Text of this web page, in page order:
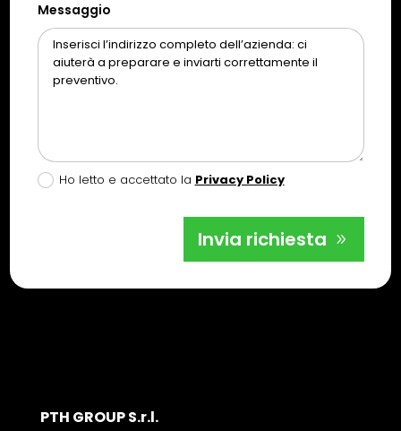
Messaggio
Ho letto e accettato la Privacy Policy
Invia richiesta
PTH GROUP S.r.l.